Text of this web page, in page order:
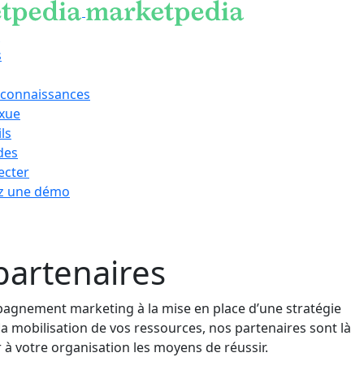
une démo
marketing à la mise en place d’une stratégie
mobilisation de vos ressources, nos partenaires sont là
votre organisation les moyens de réussir.